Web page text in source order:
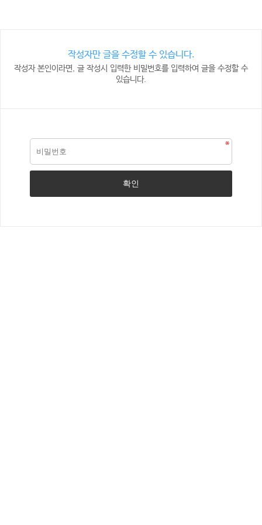
작성자만 글을 수정할 수 있습니다.
작성자 본인이라면, 글 작성시 입력한 비밀번호를 입력하여 글을 수정할 수
있습니다.